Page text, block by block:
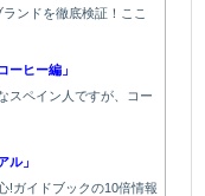
ンドを徹底検証！ここ
ーヒー編」
スペイン人ですが、コー
ル」
!ガイドブックの10倍情報